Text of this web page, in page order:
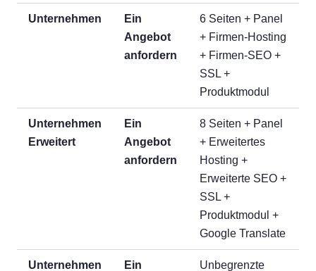
Unternehmen
Ein
Angebot
anfordern
6 Seiten + Panel
+ Firmen-Hosting
+ Firmen-SEO +
SSL +
Produktmodul
Unternehmen
Erweitert
Ein
Angebot
anfordern
8 Seiten + Panel
+ Erweitertes
Hosting +
Erweiterte SEO +
SSL +
Produktmodul +
Google Translate
Unternehmen
Ein
Unbegrenzte